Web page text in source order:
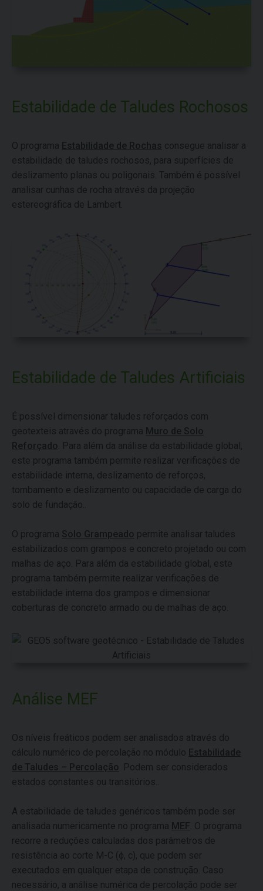
Estabilidade de Taludes Rochosos
O programa Estabilidade de Rochas consegue analisar a
estabilidade de taludes rochosos, para superfícies de
deslizamento planas ou poligonais. Também é possível
analisar cunhas de rocha através da projeção
estereográfica de Lambert.
Estabilidade de Taludes Artificiais
É possível dimensionar taludes reforçados com
geotexteis através do programa Muro de Solo
Reforçado . Para além da análise da estabilidade global,
este programa também permite realizar verificações de
estabilidade interna, deslizamento de reforços,
tombamento e deslizamento ou capacidade de carga do
solo de fundação..
O programa Solo Grampeado permite analisar taludes
estabilizados com grampos e concreto projetado ou com
malhas de aço. Para além da estabilidade global, este
programa também permite realizar verificações de
estabilidade interna dos grampos e dimensionar
coberturas de concreto armado ou de malhas de aço.
Análise MEF
Os níveis freáticos podem ser analisados através do
cálculo numérico de percolação no módulo Estabilidade
de Taludes – Percolação . Podem ser considerados
estados constantes ou transitórios..
A estabilidade de taludes genéricos também pode ser
analisada numericamente no programa MEF . O programa
recorre a reduções calculadas dos parâmetros de
resistência ao corte M-C (ϕ, c), que podem ser
executados em qualquer etapa de construção. Caso
necessário, a análise numérica de percolação pode ser